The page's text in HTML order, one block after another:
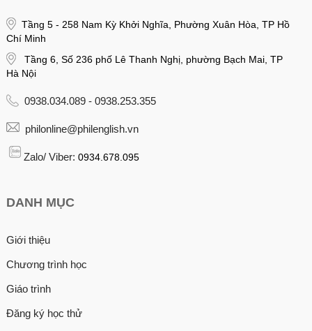
Tầng 5 - 258 Nam Kỳ Khởi Nghĩa, Phường Xuân Hòa, TP Hồ
Chí Minh
Tầng 6, Số 236 phố Lê Thanh Nghị, phường Bạch Mai, TP
Hà Nội
0938.034.089 - 0938.253.355
philonline@philenglish.vn
Zalo/ Viber: 0934.678.095
DANH MỤC
Giới thiệu
Chương trình học
Giáo trình
Đăng ký học thử